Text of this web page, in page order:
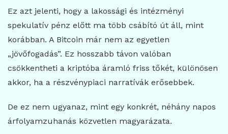
Ez azt jelenti, hogy a lakossági és intézményi
spekulatív pénz előtt ma több csábító út áll, mint
korábban. A Bitcoin már nem az egyetlen
„jövőfogadás”. Ez hosszabb távon valóban
csökkentheti a kriptóba áramló friss tőkét, különösen
akkor, ha a részvénypiaci narratívák erősebbek.
De ez nem ugyanaz, mint egy konkrét, néhány napos
árfolyamzuhanás közvetlen magyarázata.